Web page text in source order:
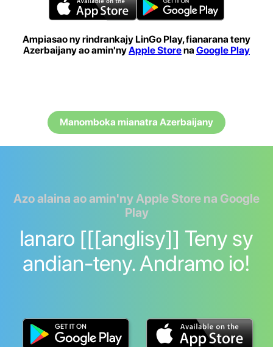
Ampiasao ny rindrankajy LinGo Play, fianarana teny
Azerbaijany ao amin'nyApple Storena Google Play
Manomboka mianatra Azerbaijany
Azo alaina ao amin'ny Apple Store na Google
Play
Ianaro [[[anglisy]] Teny sy
andian-teny. Andramo io!